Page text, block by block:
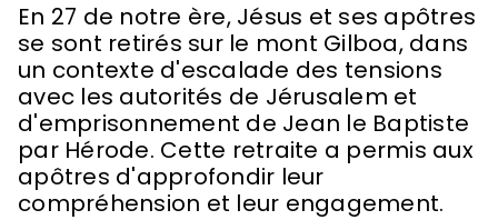
En 27 de notre ère, Jésus et ses apôtres
se sont retirés sur le mont Gilboa, dans
un contexte d'escalade des tensions
avec les autorités de Jérusalem et
d'emprisonnement de Jean le Baptiste
par Hérode. Cette retraite a permis aux
apôtres d'approfondir leur
compréhension et leur engagement.